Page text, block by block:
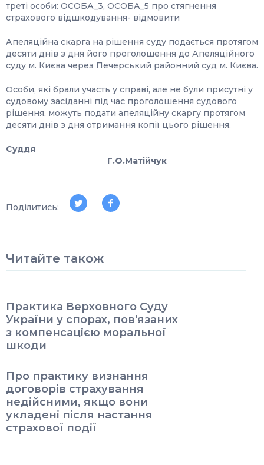
треті особи: ОСОБА_3, ОСОБА_5 про стягнення
страхового відшкодування- відмовити
Апеляційна скарга на рішення суду подається протягом
десяти днів з дня його проголошення до Апеляційного
суду м. Києва через Печерський районний суд м. Києва.
Особи, які брали участь у справі, але не були присутні у
судовому засіданні під час проголошення судового
рішення, можуть подати апеляційну скаргу протягом
десяти днів з дня отримання копії цього рішення.
Суддя
Г.О.Матійчук
Поділитись:
Читайте також
Практика Верховного Суду
України у спорах, пов'язаних
з компенсацією моральної
шкоди
Про практику визнання
договорів страхування
недійсними, якщо вони
укладені після настання
страхової події